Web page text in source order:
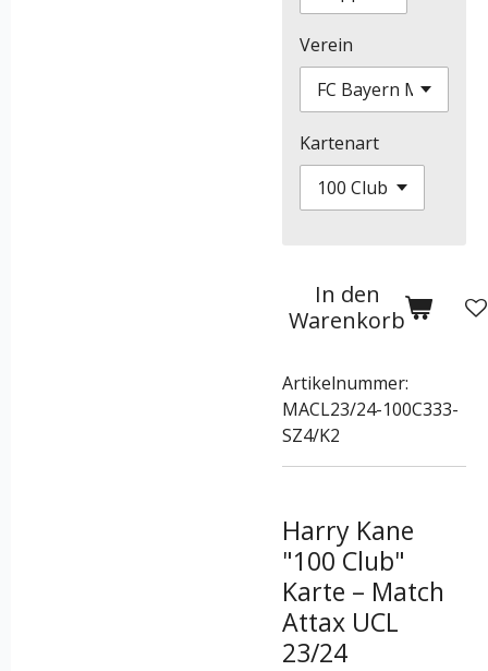
Verein
Kartenart
In den
Warenkorb
Artikelnummer:
MACL23/24-100C333-
SZ4/K2
Harry Kane
"100 Club"
Karte – Match
Attax UCL
23/24